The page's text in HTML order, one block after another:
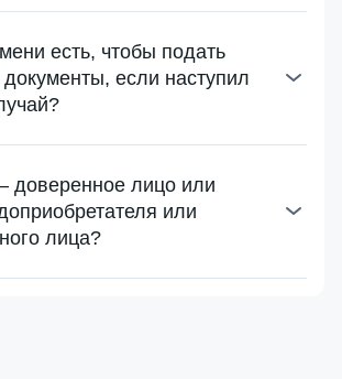
есть, чтобы подать
если наступил
доверенное лицо или
или
лица?